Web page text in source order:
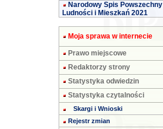
Narodowy Spis Powszechny
Ludności i Mieszkań 2021
Moja sprawa w internecie
Prawo miejscowe
Redaktorzy strony
Statystyka odwiedzin
Statystyka czytalności
Skargi i Wnioski
Rejestr zmian